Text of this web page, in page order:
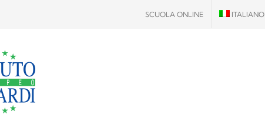
SCUOLA ONLINE ITALIANO